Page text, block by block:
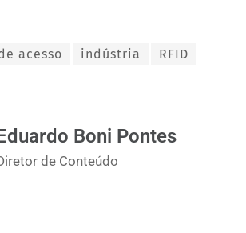
acesso indústria
RFID
Boni Pontes
de Conteúdo